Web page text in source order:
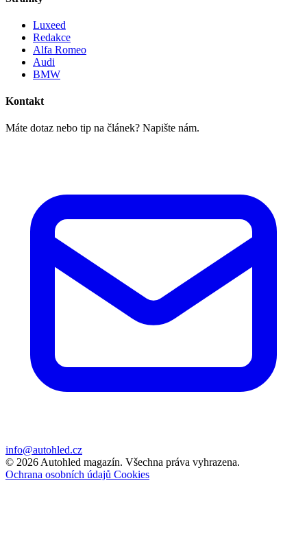
Luxeed
Redakce
Alfa Romeo
Audi
BMW
Kontakt
Máte dotaz nebo tip na článek? Napište nám.
info@autohled.cz
© 2026 Autohled magazín. Všechna práva vyhrazena.
Ochrana osobních údajů Cookies